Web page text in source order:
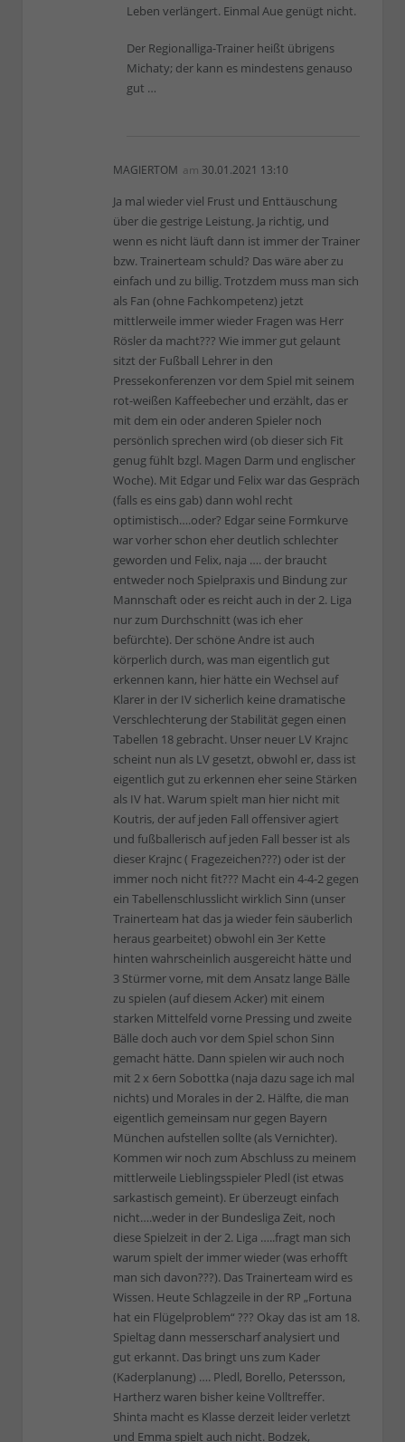
Leben verlängert. Einmal Aue genügt nicht.
Der Regionalliga-Trainer heißt übrigens
Michaty; der kann es mindestens genauso
gut …
MAGIERTOM am 30.01.2021 13:10
Ja mal wieder viel Frust und Enttäuschung
über die gestrige Leistung. Ja richtig, und
wenn es nicht läuft dann ist immer der Trainer
bzw. Trainerteam schuld? Das wäre aber zu
einfach und zu billig. Trotzdem muss man sich
als Fan (ohne Fachkompetenz) jetzt
mittlerweile immer wieder Fragen was Herr
Rösler da macht??? Wie immer gut gelaunt
sitzt der Fußball Lehrer in den
Pressekonferenzen vor dem Spiel mit seinem
rot-weißen Kaffeebecher und erzählt, das er
mit dem ein oder anderen Spieler noch
persönlich sprechen wird (ob dieser sich Fit
genug fühlt bzgl. Magen Darm und englischer
Woche). Mit Edgar und Felix war das Gespräch
(falls es eins gab) dann wohl recht
optimistisch….oder? Edgar seine Formkurve
war vorher schon eher deutlich schlechter
geworden und Felix, naja …. der braucht
entweder noch Spielpraxis und Bindung zur
Mannschaft oder es reicht auch in der 2. Liga
nur zum Durchschnitt (was ich eher
befürchte). Der schöne Andre ist auch
körperlich durch, was man eigentlich gut
erkennen kann, hier hätte ein Wechsel auf
Klarer in der IV sicherlich keine dramatische
Verschlechterung der Stabilität gegen einen
Tabellen 18 gebracht. Unser neuer LV Krajnc
scheint nun als LV gesetzt, obwohl er, dass ist
eigentlich gut zu erkennen eher seine Stärken
als IV hat. Warum spielt man hier nicht mit
Koutris, der auf jeden Fall offensiver agiert
und fußballerisch auf jeden Fall besser ist als
dieser Krajnc ( Fragezeichen???) oder ist der
immer noch nicht fit??? Macht ein 4-4-2 gegen
ein Tabellenschlusslicht wirklich Sinn (unser
Trainerteam hat das ja wieder fein säuberlich
heraus gearbeitet) obwohl ein 3er Kette
hinten wahrscheinlich ausgereicht hätte und
3 Stürmer vorne, mit dem Ansatz lange Bälle
zu spielen (auf diesem Acker) mit einem
starken Mittelfeld vorne Pressing und zweite
Bälle doch auch vor dem Spiel schon Sinn
gemacht hätte. Dann spielen wir auch noch
mit 2 x 6ern Sobottka (naja dazu sage ich mal
nichts) und Morales in der 2. Hälfte, die man
eigentlich gemeinsam nur gegen Bayern
München aufstellen sollte (als Vernichter).
Kommen wir noch zum Abschluss zu meinem
mittlerweile Lieblingsspieler Pledl (ist etwas
sarkastisch gemeint). Er überzeugt einfach
nicht….weder in der Bundesliga Zeit, noch
diese Spielzeit in der 2. Liga …..fragt man sich
warum spielt der immer wieder (was erhofft
man sich davon???). Das Trainerteam wird es
Wissen. Heute Schlagzeile in der RP „Fortuna
hat ein Flügelproblem“ ??? Okay das ist am 18.
Spieltag dann messerscharf analysiert und
gut erkannt. Das bringt uns zum Kader
(Kaderplanung) …. Pledl, Borello, Petersson,
Hartherz waren bisher keine Volltreffer.
Shinta macht es Klasse derzeit leider verletzt
und Emma spielt auch nicht. Bodzek,